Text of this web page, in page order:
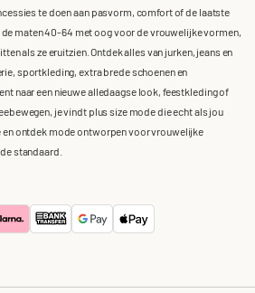
te doen aan pasvorm, comfort of de laatste
maten 40-64 met oog voor de vrouwelijke vormen,
als ze eruitzien. Ontdek alles van jurken, jeans en
sportkleding, extra brede schoenen en
naar een nieuwe alledaagse look, feestkleding of
je vindt plus size mode die echt als jou
ontdek mode ontworpen voor vrouwelijke
standaard.